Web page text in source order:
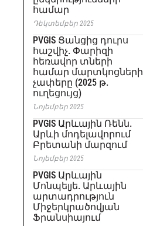
համար
Դեկտեմբեր 2025
PVGIS Ցանցից դուրս
հաշվիչ. Փարիզի
հեռավոր տների
համար մարտկոցների
չափերը (2025 թ.
ուղեցույց)
Նոյեմբեր 2025
PVGIS Արևային Ռենն.
Արևի մոդելավորում
Բրետանի մարզում
Նոյեմբեր 2025
PVGIS Արևային
Մոնպելյե. Արևային
արտադրություն
Միջերկրածովյան
Ֆրանսիայում